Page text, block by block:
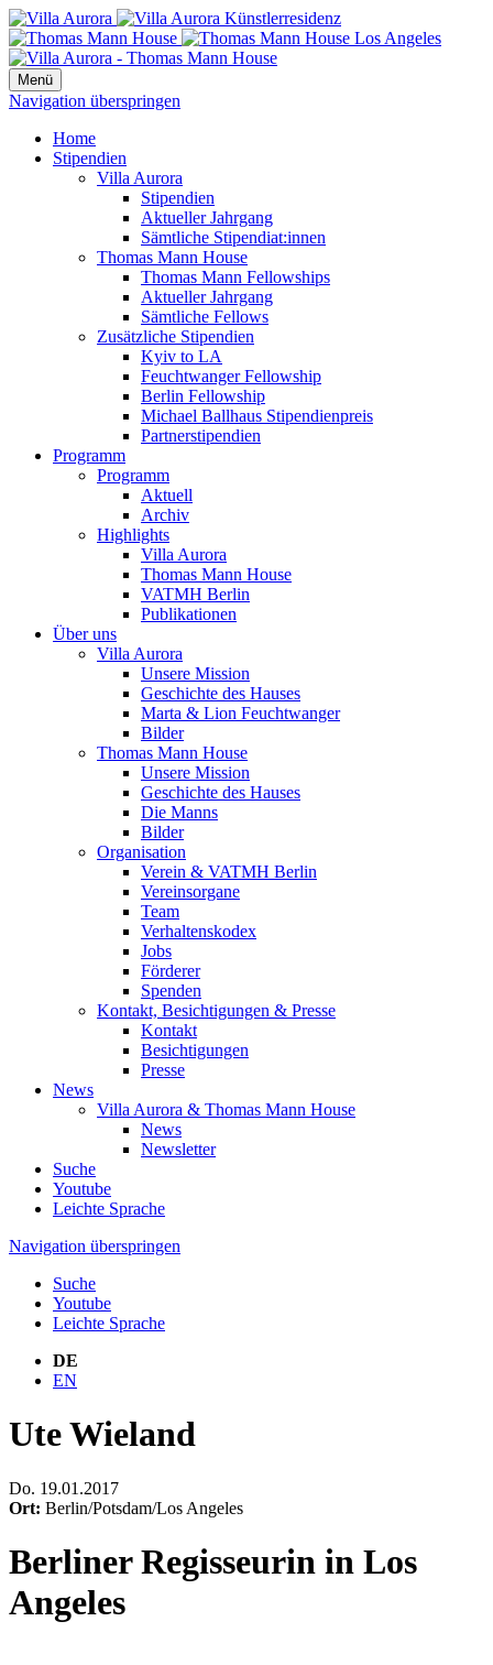
Menü
Navigation überspringen
Home
Stipendien
Villa Aurora
Stipendien
Aktueller Jahrgang
Sämtliche Stipendiat:innen
Thomas Mann House
Thomas Mann Fellowships
Aktueller Jahrgang
Sämtliche Fellows
Zusätzliche Stipendien
Kyiv to LA
Feuchtwanger Fellowship
Berlin Fellowship
Michael Ballhaus Stipendienpreis
Partnerstipendien
Programm
Programm
Aktuell
Archiv
Highlights
Villa Aurora
Thomas Mann House
VATMH Berlin
Publikationen
Über uns
Villa Aurora
Unsere Mission
Geschichte des Hauses
Marta & Lion Feuchtwanger
Bilder
Thomas Mann House
Unsere Mission
Geschichte des Hauses
Die Manns
Bilder
Organisation
Verein & VATMH Berlin
Vereinsorgane
Team
Verhaltenskodex
Jobs
Förderer
Spenden
Kontakt, Besichtigungen & Presse
Kontakt
Besichtigungen
Presse
News
Villa Aurora & Thomas Mann House
News
Newsletter
Suche
Youtube
Leichte Sprache
Navigation überspringen
Suche
Youtube
Leichte Sprache
DE
EN
Ute Wieland
Do. 19.01.2017
Ort: Berlin/Potsdam/Los Angeles
Berliner Regisseurin in Los
Angeles